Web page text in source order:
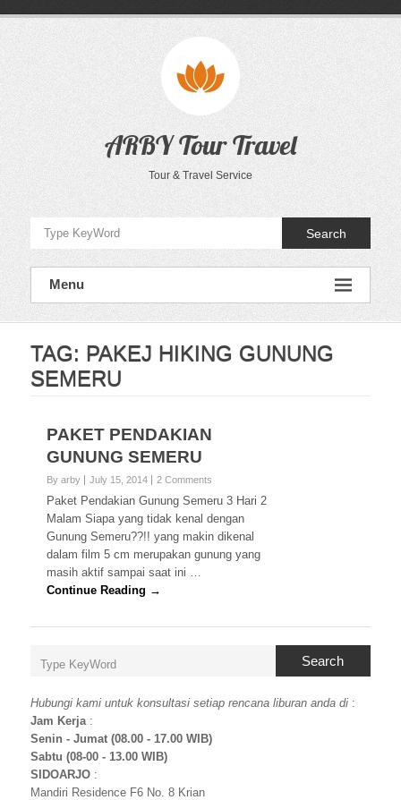
ARBY Tour Travel
Tour & Travel Service
Search
Menu
TAG: PAKEJ HIKING GUNUNG
SEMERU
PAKET PENDAKIAN
GUNUNG SEMERU
By arby July 15, 2014 2 Comments
Paket Pendakian Gunung Semeru 3 Hari 2
Malam Siapa yang tidak kenal dengan
Gunung Semeru??!! yang makin dikenal
dalam film 5 cm merupakan gunung yang
masih aktif sampai saat ini …
Continue Reading →
Search
Hubungi kami untuk konsultasi setiap rencana liburan anda di :
Jam Kerja:
Senin - Jumat (08.00 - 17.00 WIB)
Sabtu (08-00 - 13.00 WIB)
SIDOARJO :
Mandiri Residence F6 No. 8 Krian